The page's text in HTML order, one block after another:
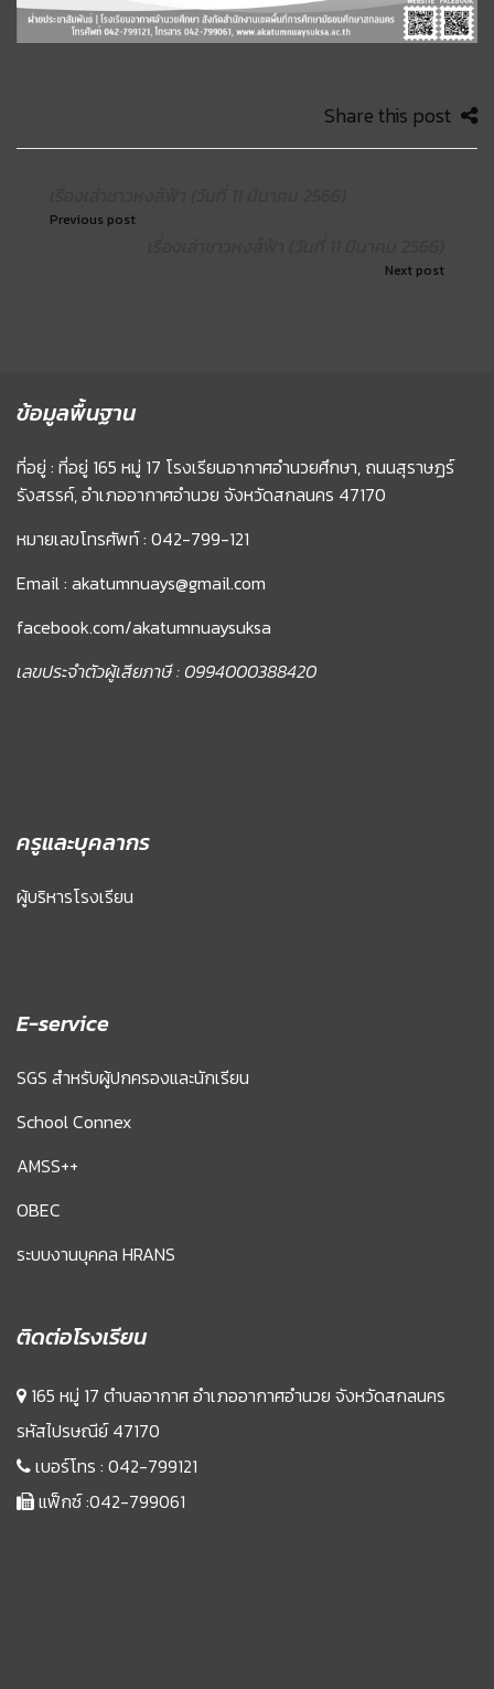
Share this post
Previous post
Next post
ข้อมูลพื้นฐาน
ที่อยู่ : ที่อยู่ 165 หมู่ 17 โรงเรียนอากาศอำนวยศึกษา, ถนนสุราษฏร์
รังสรรค์, อำเภออากาศอำนวย จังหวัดสกลนคร 47170
หมายเลขโทรศัพท์ : 042-799-121
Email : akatumnuays@gmail.com
facebook.com/akatumnuaysuksa
เลขประจำตัวผู้เสียภาษี : 0994000388420
ครูและบุคลากร
ผู้บริหารโรงเรียน
E-service
SGS สำหรับผู้ปกครองและนักเรียน
School Connex
AMSS++
OBEC
ระบบงานบุคคล HRANS
ติดต่อโรงเรียน
165 หมู่ 17 ตำบลอากาศ อำเภออากาศอำนวย จังหวัดสกลนคร
รหัสไปรษณีย์ 47170
เบอร์โทร : 042-799121
แฟ็กซ์ :042-799061